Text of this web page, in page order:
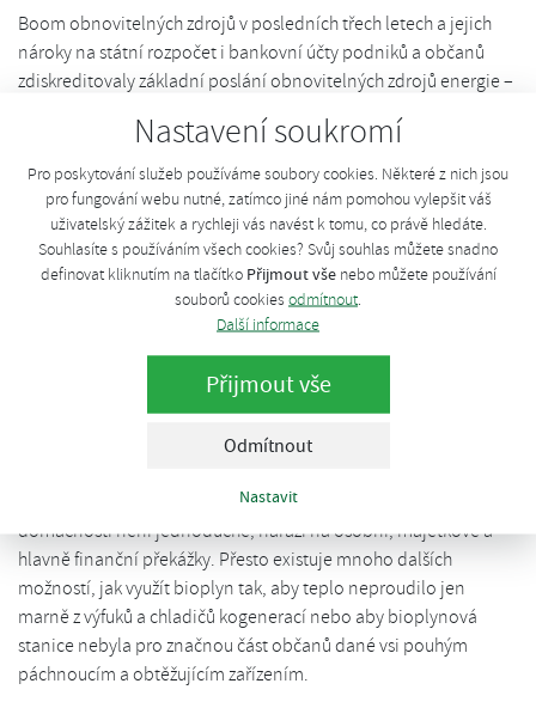
Nastavení soukromí
Pro poskytování služeb používáme soubory cookies. Některé z nich jsou
pro fungování webu nutné, zatímco jiné nám pomohou vylepšit váš
uživatelský zážitek a rychleji vás navést k tomu, co právě hledáte.
Souhlasíte s používáním všech cookies? Svůj souhlas můžete snadno
definovat kliknutím na tlačítko Přijmout všenebo můžete používání
souborů cookies odmítnout.
Další informace
Přijmout vše
Odmítnout
Nastavit
Boom obnovitelných zdrojů v posledních třech letech a jejich
nároky na státní rozpočet i bankovní účty podniků a občanů
zdiskreditovaly základní poslání obnovitelných zdrojů energie –
dispozici, vyrobit energii především pro místní spotřebu. I
bioplynové stanice tak slouží díky špatně nastavené legislativě
prakticky výhradně pro generování zisků z prodeje dotované
elektřiny. Kromě toho, že narůstáním objemu požadavků na
provozní dotace dochází ke snižování konkurenceschopnosti
české ekonomiky, plýtvá většina BPS vyrobeným teplem a
nevyužívá dokonale energetický potenciál často náročně
Přitom velká část obcí není a nikdy nebude plynofikována, resp.
i v těch plynofikovaných je stále značné množství domácností či
provozů vytápěných fosilními palivy – s nepříjemnými důsledky
vyvedení tepla z bioplynové stanice do obce a jednotlivých
domácností není jednoduché, naráží na osobní, majetkové a
hlavně finanční překážky. Přesto existuje mnoho dalších
možností, jak využít bioplyn tak, aby teplo neproudilo jen
marně z výfuků a chladičů kogenerací nebo aby bioplynová
stanice nebyla pro značnou část občanů dané vsi pouhým
páchnoucím a obtěžujícím zařízením.